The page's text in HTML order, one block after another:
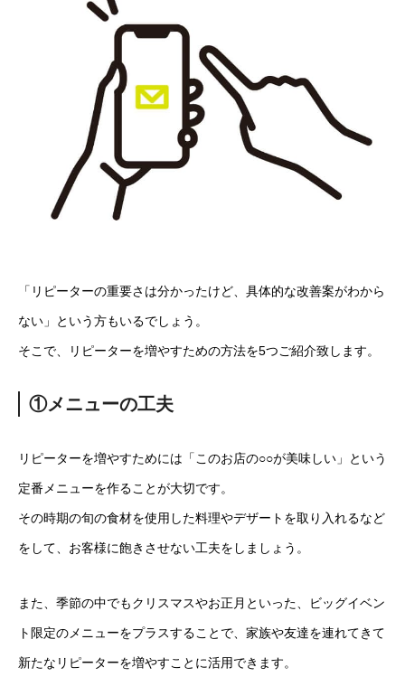
「リピーターの重要さは分かったけど、具体的な改善案がわから
ない」という方もいるでしょう。
そこで、リピーターを増やすための方法を5つご紹介致します。
①メニューの工夫
リピーターを増やすためには「このお店の○○が美味しい」という
定番メニューを作ることが大切です。
その時期の旬の食材を使用した料理やデザートを取り入れるなど
をして、お客様に飽きさせない工夫をしましょう。
また、季節の中でもクリスマスやお正月といった、ビッグイベン
ト限定のメニューをプラスすることで、家族や友達を連れてきて
新たなリピーターを増やすことに活用できます。